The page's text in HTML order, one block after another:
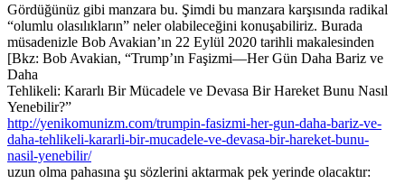
Gördüğünüz gibi manzara bu. Şimdi bu manzara karşısında radikal
“olumlu olasılıkların” neler olabileceğini konuşabiliriz. Burada
müsadenizle Bob Avakian’ın 22 Eylül 2020 tarihli makalesinden
[Bkz: Bob Avakian, “Trump’ın Faşizmi—Her Gün Daha Bariz ve
Daha
Tehlikeli: Kararlı Bir Mücadele ve Devasa Bir Hareket Bunu Nasıl
Yenebilir?”
http://yenikomunizm.com/trumpin-fasizmi-her-gun-daha-bariz-ve-
daha-tehlikeli-kararli-bir-mucadele-ve-devasa-bir-hareket-bunu-
nasil-yenebilir/
uzun olma pahasına şu sözlerini aktarmak pek yerinde olacaktır: